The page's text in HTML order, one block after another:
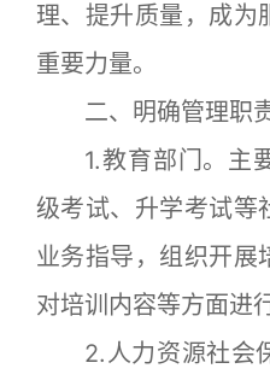
理、提升质量，成为
重要力量。
二、明确管理职
1.教育部门。主
级考试、升学考试等
业务指导，组织开展
对培训内容等方面进
2.人力资源社会